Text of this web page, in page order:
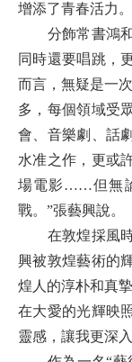
增添了青春活力。
分飾常書鴻和
同時還要唱跳，
而言，無疑是一
多，每個領域受
會、音樂劇、話
水准之作，更或
場電影……但無
戰。”張藝興說。
在敦煌採風時
興被敦煌藝術的
煌人的淳朴和真
在大愛的光輝映
靈感，讓我更深